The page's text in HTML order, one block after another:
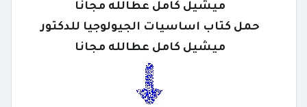
ميشيل كامل عطالله مجانا
حمل كتاب اساسيات الجيولوجيا للدكتور
ميشيل كامل عطالله مجانا